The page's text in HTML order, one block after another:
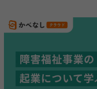
その他機能
事業計画立案支援